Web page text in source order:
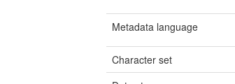
Metadata language
Character set